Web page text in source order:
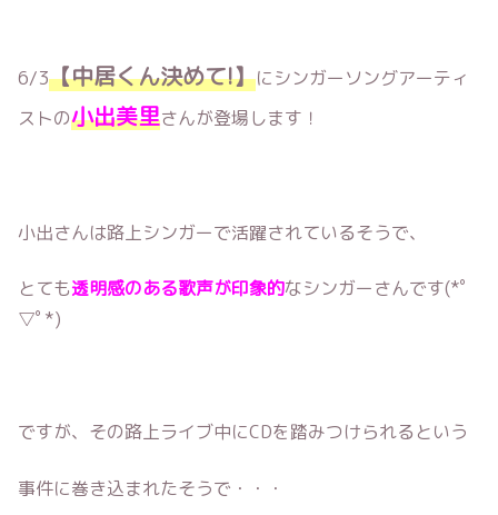
6/3【中居くん決めて!】にシンガーソングアーティ
ストの小出美里さんが登場します！
小出さんは路上シンガーで活躍されているそうで、
とても透明感のある歌声が印象的なシンガーさんです(*ﾟ
▽ﾟ*)
ですが、その路上ライブ中にCDを踏みつけられるという
事件に巻き込まれたそうで・・・